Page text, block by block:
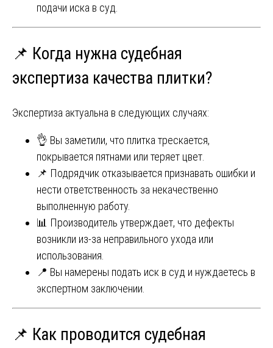
подачи иска в суд.
📌 Когда нужна судебная
экспертиза качества плитки?
Экспертиза актуальна в следующих случаях:
👌 Вы заметили, что плитка трескается,
покрывается пятнами или теряет цвет.
📌 Подрядчик отказывается признавать ошибки и
нести ответственность за некачественно
выполненную работу.
📊 Производитель утверждает, что дефекты
возникли из-за неправильного ухода или
использования.
📍 Вы намерены подать иск в суд и нуждаетесь в
экспертном заключении.
📌 Как проводится судебная